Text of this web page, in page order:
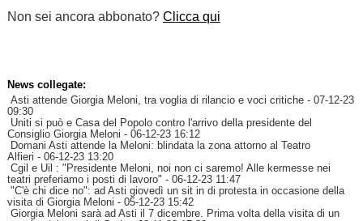
Non sei ancora abbonato? Clicca qui
News collegate:
Asti attende Giorgia Meloni, tra voglia di rilancio e voci critiche- 07-12-23
09:30
Uniti si può e Casa del Popolo contro l'arrivo della presidente del
Consiglio Giorgia Meloni - 06-12-23 16:12
Domani Asti attende la Meloni: blindata la zona attorno al Teatro
Alfieri - 06-12-23 13:20
Cgil e Uil : "Presidente Meloni, noi non ci saremo! Alle kermesse nei
teatri preferiamo i posti di lavoro" - 06-12-23 11:47
"C'è chi dice no": ad Asti giovedì un sit in di protesta in occasione della
visita di Giorgia Meloni - 05-12-23 15:42
Giorgia Meloni sarà ad Asti il 7 dicembre. Prima volta della visita di un